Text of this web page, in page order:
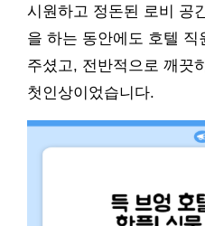
시원하고 정돈된 로비 공
을 하는 동안에도 호텔 직
주셨고, 전반적으로 깨끗
첫인상이었습니다.